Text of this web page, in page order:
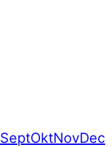
SeptOktNovDec